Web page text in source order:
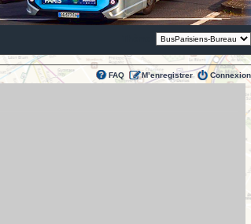
FAQ M’enregistrer Connexion